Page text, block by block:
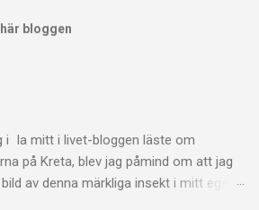
bloggen
i Ia mitt i livet-bloggen läste om
på Kreta, blev jag påmind om att jag
av denna märkliga insekt i mitt eget